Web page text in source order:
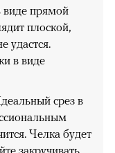
виде прямой
плоской,
удастся.
в виде
срез в
Челка будет